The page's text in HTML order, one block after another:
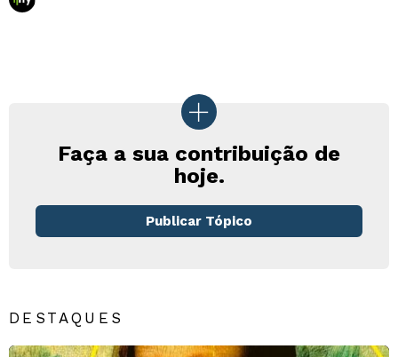
Faça a sua contribuição de
hoje.
Publicar Tópico
DESTAQUES